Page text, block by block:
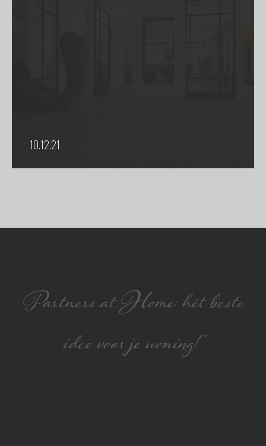
10.12.21
Partners at Home: hét beste
idee voor je woning!”